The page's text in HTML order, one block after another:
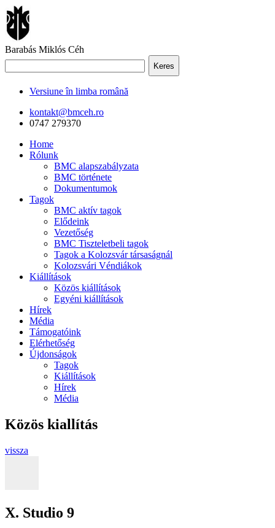
Barabás Miklós Céh
Keres
Versiune în limba română
kontakt@bmceh.ro
0747 279370
Home
Rólunk
BMC alapszabályzata
BMC története
Dokumentumok
Tagok
BMC aktív tagok
Elődeink
Vezetőség
BMC Tiszteletbeli tagok
Tagok a Kolozsvár társaságnál
Kolozsvári Véndiákok
Kiállítások
Közös kiállítások
Egyéni kiállítások
Hírek
Média
Támogatóink
Elérhetőség
Újdonságok
Tagok
Kiállítások
Hírek
Média
Közös kiallítás
vissza
X. Studio 9